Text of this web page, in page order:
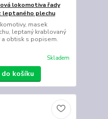
lokomotiva řady
leptaného plechu
masek
leptaný krablovaný
a obtisk s popisem.
Skladem
košíku